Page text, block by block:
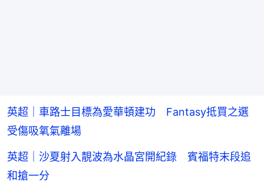
英超｜車路士目標為愛華頓建功 Fantasy抵買之選
受傷吸氧氣離場
英超｜沙夏射入靚波為水晶宮開紀錄 賓福特末段追
和搶一分